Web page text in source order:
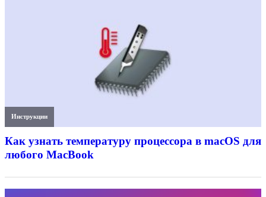
Инструкции
Как узнать температуру процессора в macOS для
любого MacBook